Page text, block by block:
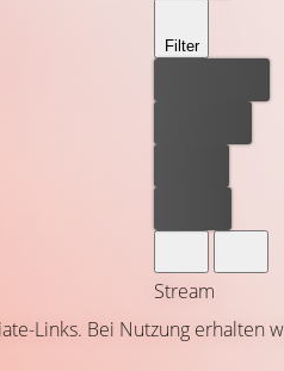
Filter
Stream
Links. Bei Nutzung erhalten